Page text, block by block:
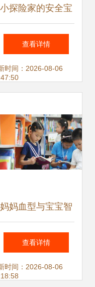
小探险家的安全宝
典 3-6岁宝宝健康
成长漫画绘本
查看详情
时间：2026-08-06
妈妈血型与宝宝智
力 斯坦福大学最新
研究揭秘，这个血
查看详情
时间：2026-08-06